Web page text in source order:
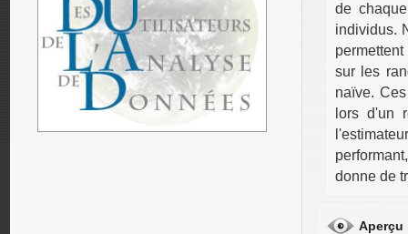
de
individus.
sur les
naïve.
lors d'un
donne de
Aperçu